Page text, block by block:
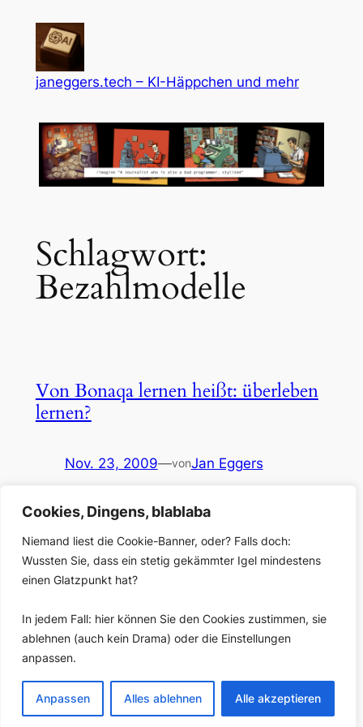
Cookies, Dingens, blablaba
Niemand liest die Cookie-Banner, oder? Falls doch:
Wussten Sie, dass ein stetig gekämmter Igel mindestens
einen Glatzpunkt hat?
In jedem Fall: hier können Sie den Cookies zustimmen, sie
ablehnen (auch kein Drama) oder die Einstellungen
anpassen.
Anpassen Alles ablehnen Alle akzeptieren
springen
janeggers.tech – KI-Häppchen und mehr
Schlagwort:
Bezahlmodelle
Von Bonaqa lernen heißt: überleben
lernen?
Nov. 23, 2009—vonJan Eggers
Das Internet hat die Medien unumkehrbar verändert:
Regionale Monopole bröckeln, Zeitungen sterben,
Geschäftsmodelle wackeln. Während deutsche
Verleger sich auf Google einschießen, schaut die
angelsächsische Medienwelt gebannt auf Rupert
die Netzangebote seiner Zeitungen zu errichten Man
kann das als innovative Abwehrschlacht deuten – oder
eher als Ausdruck werten von Hilflosigkeit…